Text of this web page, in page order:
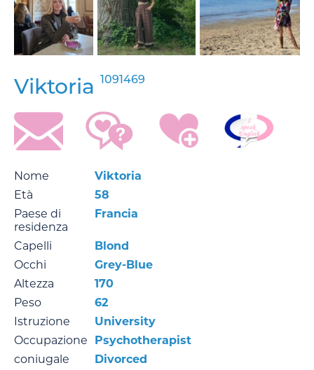
Viktoria 1091469
Nome
Viktoria
Età
58
Paese di
residenza
Francia
Capelli
Blond
Occhi
Grey-Blue
Altezza
170
Peso
62
Istruzione
University
Occupazione
Psychotherapist
coniugale
Divorced